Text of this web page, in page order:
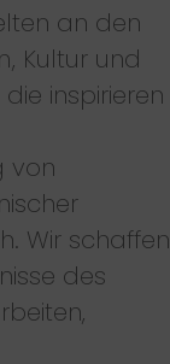
an den
Kultur und
inspirieren
von
Wir schaffen
des